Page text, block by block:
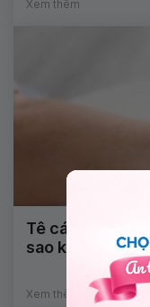
Xem thêm
Tê cánh tay
sao không?
Xem thêm